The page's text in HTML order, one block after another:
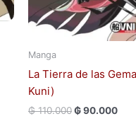
Manga
La Tierra de las
Kuni)
₲110.000₲90.000